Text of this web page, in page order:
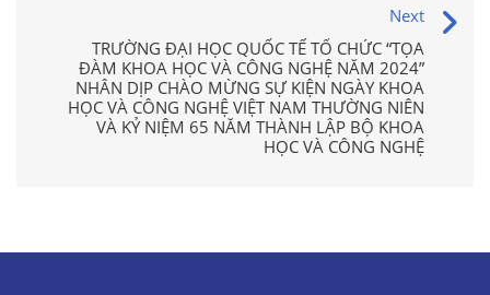
Next
TRƯỜNG ĐẠI HỌC QUỐC TẾ TỔ CHỨC “TỌA
ĐÀM KHOA HỌC VÀ CÔNG NGHỆ NĂM 2024”
NHÂN DỊP CHÀO MỪNG SỰ KIỆN NGÀY KHOA
HỌC VÀ CÔNG NGHỆ VIỆT NAM THƯỜNG NIÊN
VÀ KỶ NIỆM 65 NĂM THÀNH LẬP BỘ KHOA
HỌC VÀ CÔNG NGHỆ